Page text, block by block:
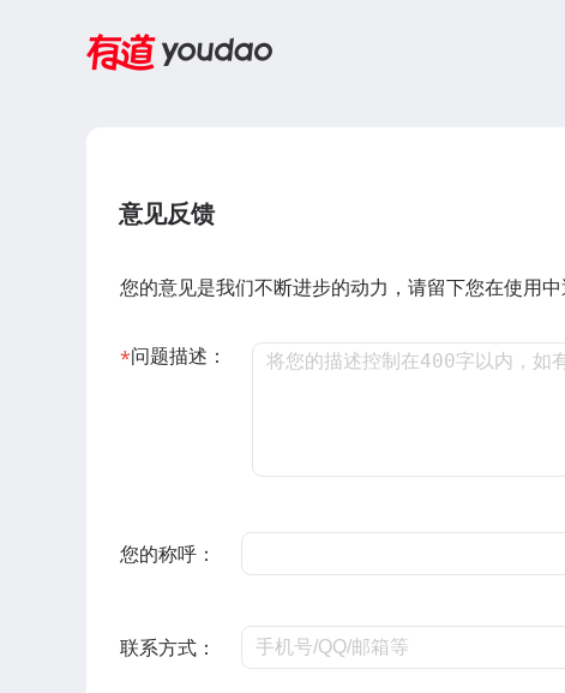
意见反馈
您的意见是我们不断进步的动力，请留下您在使用中
问题描述：
您的称呼：
联系方式：